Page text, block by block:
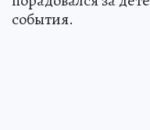
события.